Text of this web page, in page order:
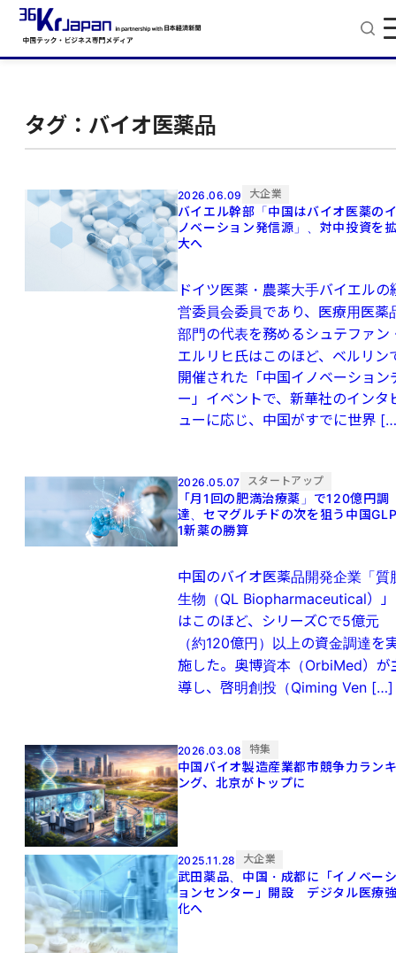
タグ：バイオ医薬品
2026.06.09 大企業
バイエル幹部「中国はバイオ医薬の
ノベーション発信源」、対中投資を
大へ
ドイツ医薬・農薬大手バイエルの
営委員会委員であり、医療用医薬
部門の代表を務めるシュテファン
エルリヒ氏はこのほど、ベルリン
開催された「中国イノベーション
ー」イベントで、新華社のインタ
ューに応じ、中国がすでに世界
2026.05.07 スタートアップ
「月1回の肥満治療薬」で120億円調
達、セマグルチドの次を狙う中国
1新薬の勝算
中国のバイオ医薬品開発企業「質
生物（QL Biopharmaceutical）」
はこのほど、シリーズCで5億元
（約120億円）以上の資金調達を
施した。奥博資本（OrbiMed）が
導し、啓明創投（Qiming Ven […]
2026.03.08 特集
中国バイオ製造産業都市競争力ラン
ング、北京がトップに
2025.11.28 大企業
武田薬品、中国・成都に「イノベー
ョンセンター」開設 デジタル医療
化へ